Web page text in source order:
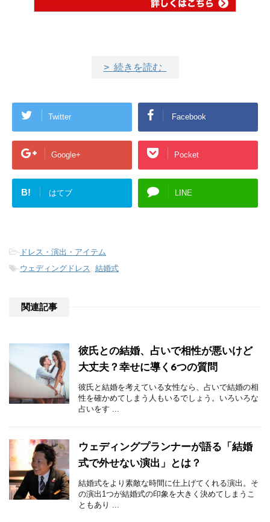
> 続きを読む
Twitter Facebook
Google+ Pocket
B! はてブ LINE
- ドレス・演出・アイテム
-ウェディングドレス 結婚式
関連記事
彼氏との結婚、占いで相性が悪いけど
大丈夫？幸せに導く6つの質問
彼氏と結婚を考えている女性なら、占いで結婚の相
性を確かめてしまう人もいるでしょう。いろいろな
占いをす ...
ウェディングプランナーが語る「結婚
式で外せない演出」とは？
結婚式をより素敵な時間に仕上げてくれる演出。そ
の演出1つが結婚式の印象を大きく決めてしまうこ
ともあり ...